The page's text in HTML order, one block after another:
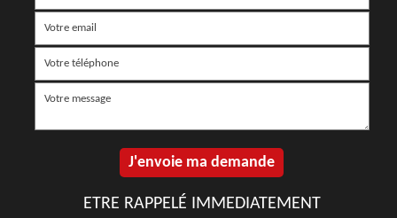
ETRE RAPPELÉ IMMEDIATEMENT